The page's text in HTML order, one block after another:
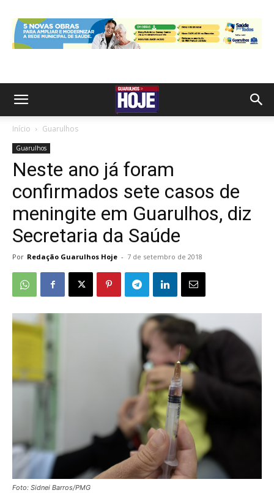
Início Guarulhos
Guarulhos
Neste ano já foram
confirmados sete casos de
meningite em Guarulhos, diz
Secretaria da Saúde
Por Redação Guarulhos Hoje - 7 de setembro de 2018
Foto: Sidnei Barros/PMG